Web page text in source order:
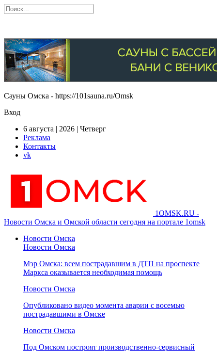
Сауны Омска - https://101sauna.ru/Omsk
Вход
6 августа | 2026 | Четверг
Реклама
Контакты
vk
1OMSK.RU -
Новости Омска и Омской области сегодня на портале 1omsk
Новости Омска
Новости Омска
Мэр Омска: всем пострадавшим в ДТП на проспекте
Маркса оказывается необходимая помощь
Новости Омска
Опубликовано видео момента аварии с восемью
пострадавшими в Омске
Новости Омска
Под Омском построят производственно-сервисный